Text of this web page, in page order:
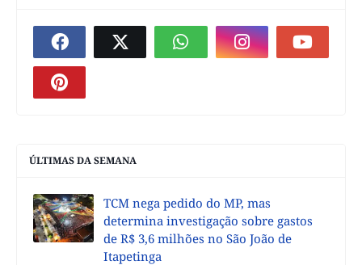
ÚLTIMAS DA SEMANA
TCM nega pedido do MP, mas
determina investigação sobre gastos
de R$ 3,6 milhões no São João de
Itapetinga